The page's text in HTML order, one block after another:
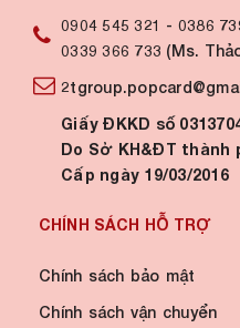
0904 545 321 - 0386
0339 366 733 (Ms.
Giấy ĐKKD số
Do Sở KH&ĐT thành
Cấp ngày 19/03/2016
CHÍNH SÁCH HỖ TRỢ
Chính sách bảo mật
Chính sách vận chuyển